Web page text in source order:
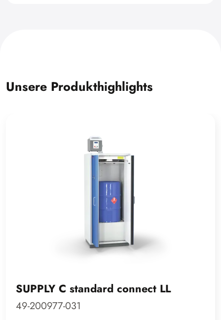
Unsere Produkthighlights
SUPPLY C standard connect LL
49-200977-031